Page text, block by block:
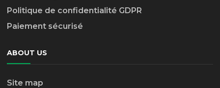
Politique de confidentialité GDPR
Paiement sécurisé
ABOUT US
Site map